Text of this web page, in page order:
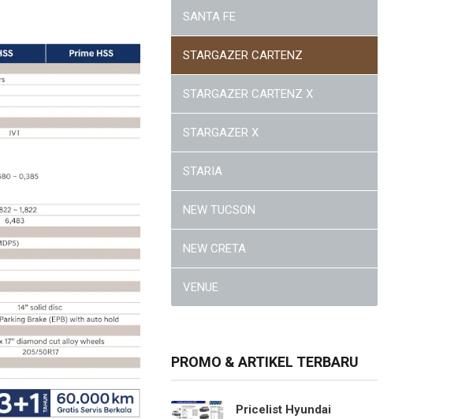
SANTA FE
STARGAZER CARTENZ
STARGAZER CARTENZ X
STARGAZER X
STARIA
NEW TUCSON
NEW CRETA
VENUE
PROMO & ARTIKEL TERBARU
Pricelist Hyundai